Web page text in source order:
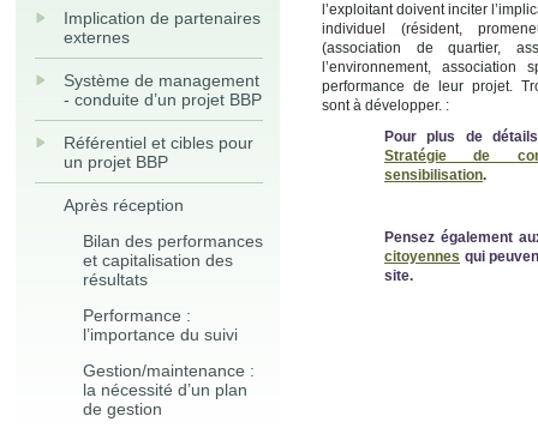
Implication de partenaires
externes
Système de management
- conduite d’un projet BBP
Référentiel et cibles pour
un projet BBP
Après réception
Bilan des performances
et capitalisation des
résultats
Performance :
l’importance du suivi
Gestion/maintenance :
la nécessité d’un plan
de gestion
l’exploitant doivent inciter
individuel (résident,
(association de quartier,
l’environnement,
performance de leur projet.
sont à développer. :
Pour plus de
Stratégie de
sensibilisation.
Pensez également
citoyennes qui
site.